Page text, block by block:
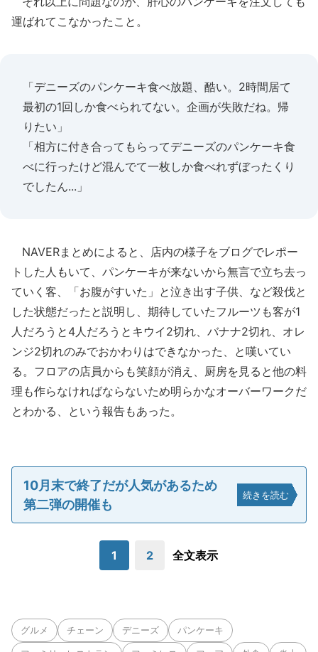
運ばれてこなかったこと。
「デニーズのパンケーキ食べ放題、酷い。2時間居て
最初の1回しか食べられてない。企画が失敗だね。帰
りたい」
「相方に付き合ってもらってデニーズのパンケーキ食
べに行ったけど混んでて一枚しか食べれずぼったくり
でしたん...」
NAVERまとめによると、店内の様子をブログでレポー
トした人もいて、パンケーキが来ないから無言で立ち去っ
ていく客、「お腹がすいた」と泣き出す子供、など殺伐と
した状態だったと説明し、期待していたフルーツも客が1
人だろうと4人だろうとキウイ2切れ、バナナ2切れ、オレ
ンジ2切れのみでおかわりはできなかった、と嘆いてい
る。フロアの店員からも笑顔が消え、厨房を見ると他の料
理も作らなければならないため明らかなオーバーワークだ
とわかる、という報告もあった。
10月末で終了だが人気があるため
第二弾の開催も
続きを読む
1 2 全文表示
グルメ チェーン デニーズ パンケーキ